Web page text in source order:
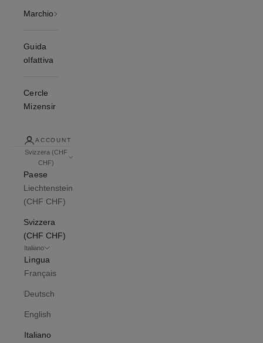
Marchio
Guida
olfattiva
Cercle
Mizensir
ACCOUNT
Svizzera (CHF
CHF)
Paese
Liechtenstein
(CHF CHF)
Svizzera
(CHF CHF)
Italiano
Lingua
Français
Deutsch
English
Italiano